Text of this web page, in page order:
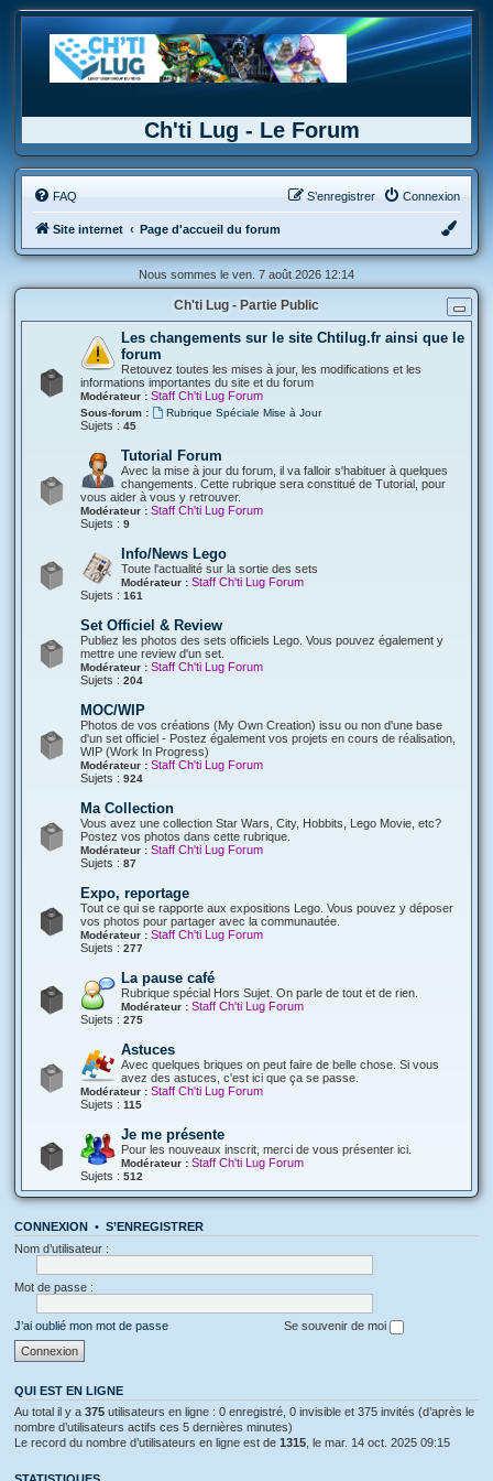
Ch'ti Lug - Le Forum
FAQ Connexion
S’enregistrer
Site internet Page d'accueil du forum
Nous sommes le ven. 7 août 2026 12:14
Ch'ti Lug - Partie Public
Les changements sur le site Chtilug.fr ainsi que le
forum
Retouvez toutes les mises à jour, les modifications et les
informations importantes du site et du forum
Modérateur : Staff Ch'ti Lug Forum
Sous-forum : Rubrique Spéciale Mise à Jour
Sujets : 45
Tutorial Forum
Avec la mise à jour du forum, il va falloir s'habituer à quelques
changements. Cette rubrique sera constitué de Tutorial, pour
vous aider à vous y retrouver.
Modérateur : Staff Ch'ti Lug Forum
Sujets : 9
Info/News Lego
Toute l'actualité sur la sortie des sets
Modérateur : Staff Ch'ti Lug Forum
Sujets : 161
Set Officiel & Review
Publiez les photos des sets officiels Lego. Vous pouvez également y
mettre une review d'un set.
Modérateur : Staff Ch'ti Lug Forum
Sujets : 204
MOC/WIP
Photos de vos créations (My Own Creation) issu ou non d'une base
d'un set officiel - Postez également vos projets en cours de réalisation,
WIP (Work In Progress)
Modérateur : Staff Ch'ti Lug Forum
Sujets : 924
Ma Collection
Vous avez une collection Star Wars, City, Hobbits, Lego Movie, etc?
Postez vos photos dans cette rubrique.
Modérateur : Staff Ch'ti Lug Forum
Sujets : 87
Expo, reportage
Tout ce qui se rapporte aux expositions Lego. Vous pouvez y déposer
vos photos pour partager avec la communautée.
Modérateur : Staff Ch'ti Lug Forum
Sujets : 277
La pause café
Rubrique spécial Hors Sujet. On parle de tout et de rien.
Modérateur : Staff Ch'ti Lug Forum
Sujets : 275
Astuces
Avec quelques briques on peut faire de belle chose. Si vous
avez des astuces, c'est ici que ça se passe.
Modérateur : Staff Ch'ti Lug Forum
Sujets : 115
Je me présente
Pour les nouveaux inscrit, merci de vous présenter ici.
Modérateur : Staff Ch'ti Lug Forum
Sujets : 512
CONNEXION • S’ENREGISTRER
Nom d’utilisateur :
Mot de passe :
J’ai oublié mon mot de passe Se souvenir de moi
QUI EST EN LIGNE
Au total il y a 375 utilisateurs en ligne : 0 enregistré, 0 invisible et 375 invités (d’après le
nombre d’utilisateurs actifs ces 5 dernières minutes)
Le record du nombre d’utilisateurs en ligne est de 1315 , le mar. 14 oct. 2025 09:15